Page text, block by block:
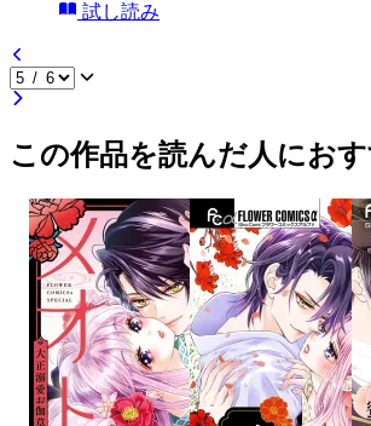
試し読み
この作品を読んだ人にお